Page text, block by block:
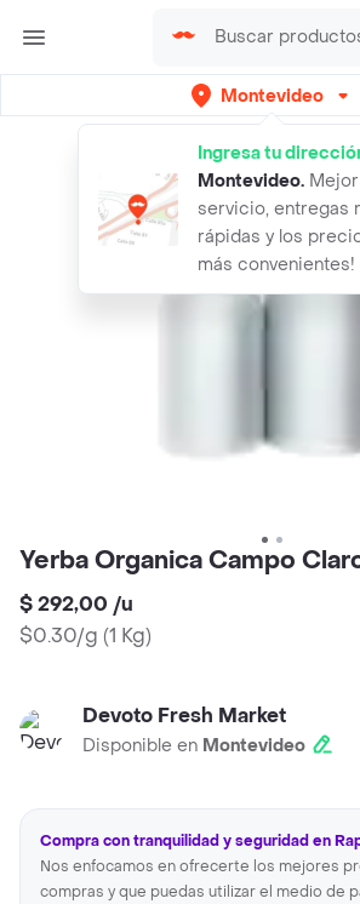
Montevideo
Ingresa tu
Montevideo. Mejor
servicio, entregas
rápidas y los
más convenientes!
Yerba Organica Campo
$ 292,00 /u
$0.30/g (1 Kg)
Devoto Fresh Market
Disponible en Montevideo
Compra con tranquilidad y seguridad en
Nos enfocamos en ofrecerte los mejores
compras y que puedas utilizar el medio de